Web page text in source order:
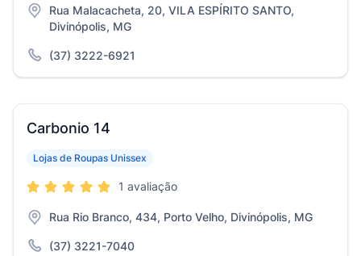
Rua Malacacheta, 20, VILA ESPÍRITO SANTO,
Divinópolis, MG
(37) 3222-6921
Carbonio 14
Lojas de Roupas Unissex
1 avaliação
Rua Rio Branco, 434, Porto Velho, Divinópolis, MG
(37) 3221-7040